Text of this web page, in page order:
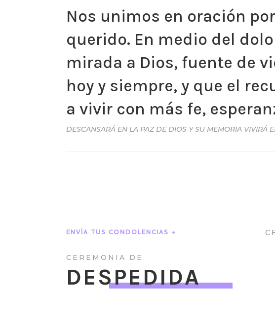
Nos unimos en oración
querido. En medio del
mirada a Dios, fuente de
hoy y siempre, y que el
a vivir con más fe,
DESCANSARÁ EN LA PAZ DE DIOS Y SU MEMORIA VIVIRÁ
ENVÍA TUS CONDOLENCIAS
CEREMONIA DE
DESPEDIDA